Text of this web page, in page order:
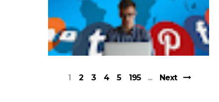
1 2 3 4 5 195 Next